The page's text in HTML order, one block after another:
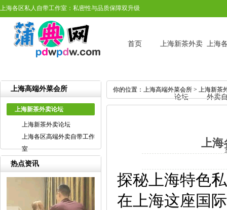
上海各区私人自带工作室：私密性与品质保障双升级
首页 上海新茶外卖
论坛
上海
外卖
上海高端外菜会所
上海新茶外卖论坛
上海新茶外卖论坛
上海各区高端外卖自带工作
室
热点资讯
你的位置： 上海高端外菜会所 > 上海新茶
上海
探秘上海特色
在上海这座国